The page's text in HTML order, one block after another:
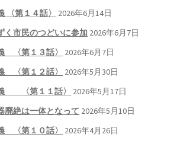
が６０万人 増えているのか！？
震でも原発は大丈夫と言う人々
ネルギーと地域主権
止めた町
〈第１４話〉
2026年6月14日
く市民のつどいに参加 2026年6月7日
〈第１３話〉
2026年6月7日
〈第１２話〉
2026年5月30日
〈第１１話〉
2026年5月17日
廃絶は一体となって 2026年5月10日
〈第１０話〉
2026年4月26日